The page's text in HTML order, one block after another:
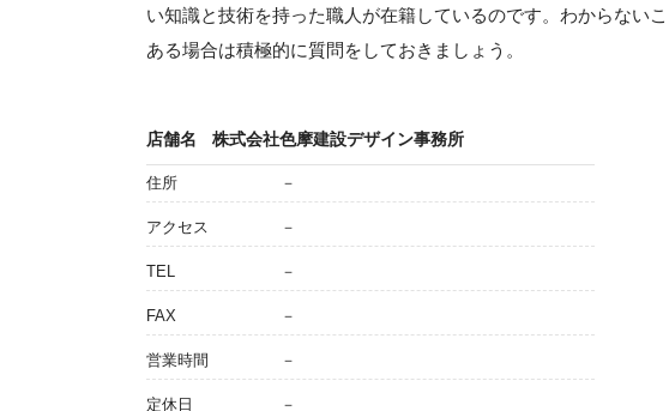
い知識と技術を持った職人が在籍しているのです。わからない
ある場合は積極的に質問をしておきましょう。
店舗名 株式会社色摩建設デザイン事務所
住所 －
アクセス －
TEL －
FAX －
営業時間 －
定休日 －